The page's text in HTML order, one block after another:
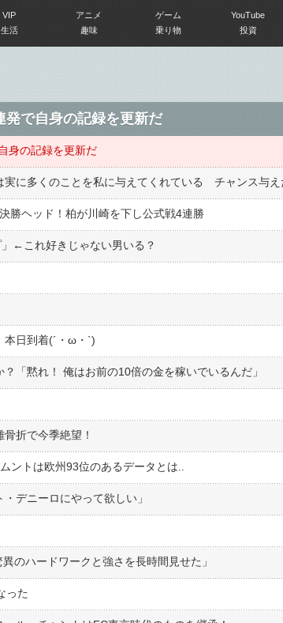
VIP アニメ ゲーム YouTube
生活 趣味 乗り物 投資
発で自身の記録を更新だ
身の記録を更新だ
に多くのことを私に与えてくれている チャンス与え
勝ヘッド！柏が川崎を下し公式戦4連勝
←これ好きじゃない男いる？
日到着(´・ω・`)
「黙れ！ 俺はお前の10倍の金を稼いでいるんだ」
折で今季絶望！
ントは欧州93位のあるデータとは..
デニーロにやって欲しい」
のハードワークと強さを長時間見せた」
った